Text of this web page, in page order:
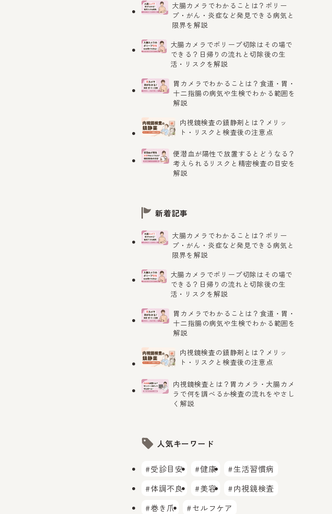
大腸カメラでわかることは？ポリー
プ・がん・炎症など発見できる病気と
限界を解説
大腸カメラでポリープ切除はその場で
できる？日帰りの流れと切除後の生
活・リスクを解説
胃カメラでわかることは？食道・胃・
十二指腸の病気や生検でわかる範囲を
解説
内視鏡検査の鎮静剤とは？メリッ
ト・リスクと検査後の注意点
便潜血が陽性で放置するとどうなる？
考えられるリスクと精密検査の目安を
解説
新着記事
大腸カメラでわかることは？ポリー
プ・がん・炎症など発見できる病気と
限界を解説
大腸カメラでポリープ切除はその場で
できる？日帰りの流れと切除後の生
活・リスクを解説
胃カメラでわかることは？食道・胃・
十二指腸の病気や生検でわかる範囲を
解説
内視鏡検査の鎮静剤とは？メリッ
ト・リスクと検査後の注意点
内視鏡検査とは？胃カメラ・大腸カメ
ラで何を調べるか検査の流れをやさし
く解説
人気キーワード
#受診目安 #健康
#生活習慣病
#体調不良
#美容
#内視鏡検査
#巻き爪
#セルフケア